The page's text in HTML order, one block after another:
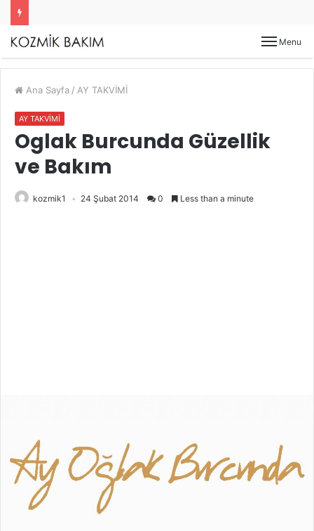
Menu
Ana Sayfa / AY TAKVİMİ
AY TAKVİMİ
Oglak Burcunda Güzellik
ve Bakım
kozmik1 24 Şubat 2014 0 Less than a minute